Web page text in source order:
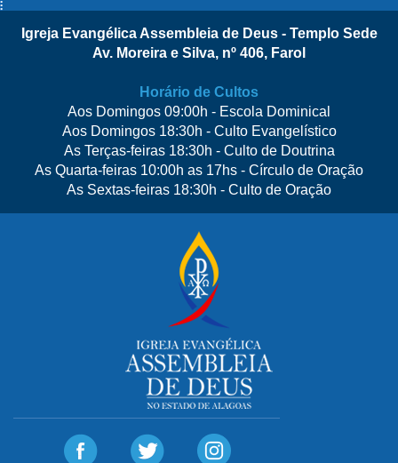
Igreja Evangélica Assembleia de Deus - Templo Sede
Av. Moreira e Silva, nº 406, Farol
Horário de Cultos
Aos Domingos 09:00h - Escola Dominical
Aos Domingos 18:30h - Culto Evangelístico
As Terças-feiras 18:30h - Culto de Doutrina
As Quarta-feiras 10:00h as 17hs - Círculo de Oração
As Sextas-feiras 18:30h - Culto de Oração